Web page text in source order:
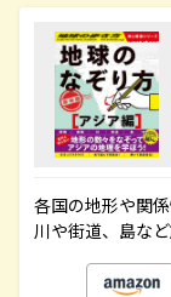
各国の地形や関
川や街道、島な